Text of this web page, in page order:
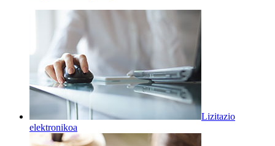
Lizitazio
elektronikoa